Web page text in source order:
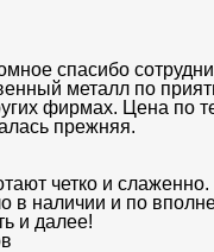
спасибо
металл по
фирмах. Цена по
прежняя.
четко и слаженно.
в наличии и по
и далее!